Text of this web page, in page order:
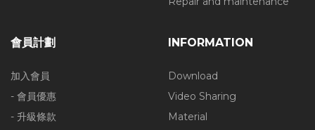
會員計劃
加入會員
- 會員優惠
- 升級條款
INFORMATION
Download
Video Sharing
Material